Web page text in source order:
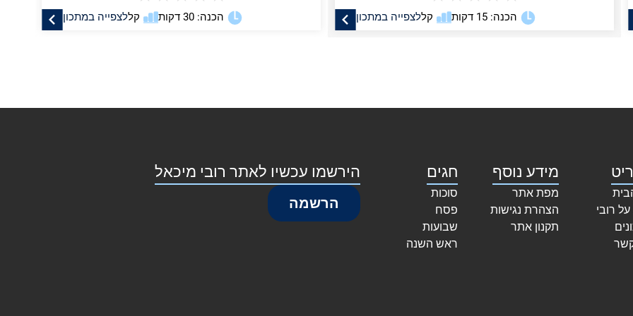
לצפייה במתכון הכנה: 15 דקות קל לצפייה במתכון הכנה: 30 דקות קל
רובי
מידע נוסף
מפת אתר
הצהרת נגישות
תקנון אתר
חגים
סוכות
פסח
שבועות
ראש השנה
הירשמו עכשיו לאתר רובי מיכאל
הרשמה